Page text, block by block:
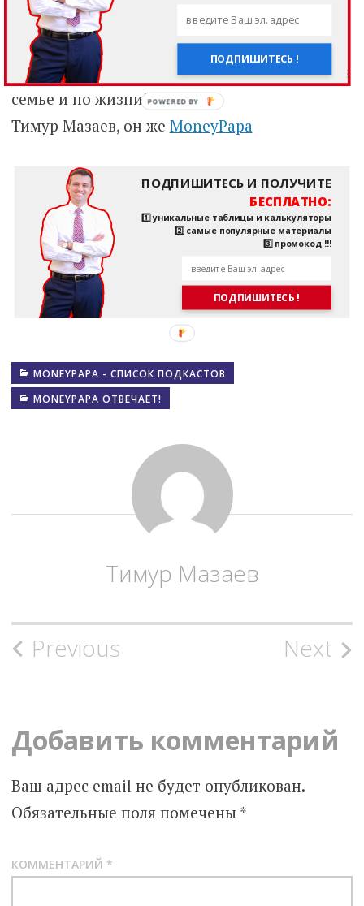
***
👋 А я желаю Вам благополучия в финансах, в
семье и по жизни!
Тимур Мазаев, он же MoneyPapa
ПОДПИШИТЕСЬ !
ПОДПИШИТЕСЬ И ПОЛУЧИТЕ
БЕСПЛАТНО:
1️⃣ уникальные таблицы и калькуляторы
2️⃣ самые популярные материалы
3️⃣ промокод !!!
MONEYPAPA - СПИСОК ПОДКАСТОВ
MONEYPAPA ОТВЕЧАЕТ!
Тимур Мазаев
Post
Previous Next
Добавить комментарий
Ваш адрес email не будет опубликован.
Обязательные поля помечены *
КОММЕНТАРИЙ *
ПОДПИШИТЕСЬ !